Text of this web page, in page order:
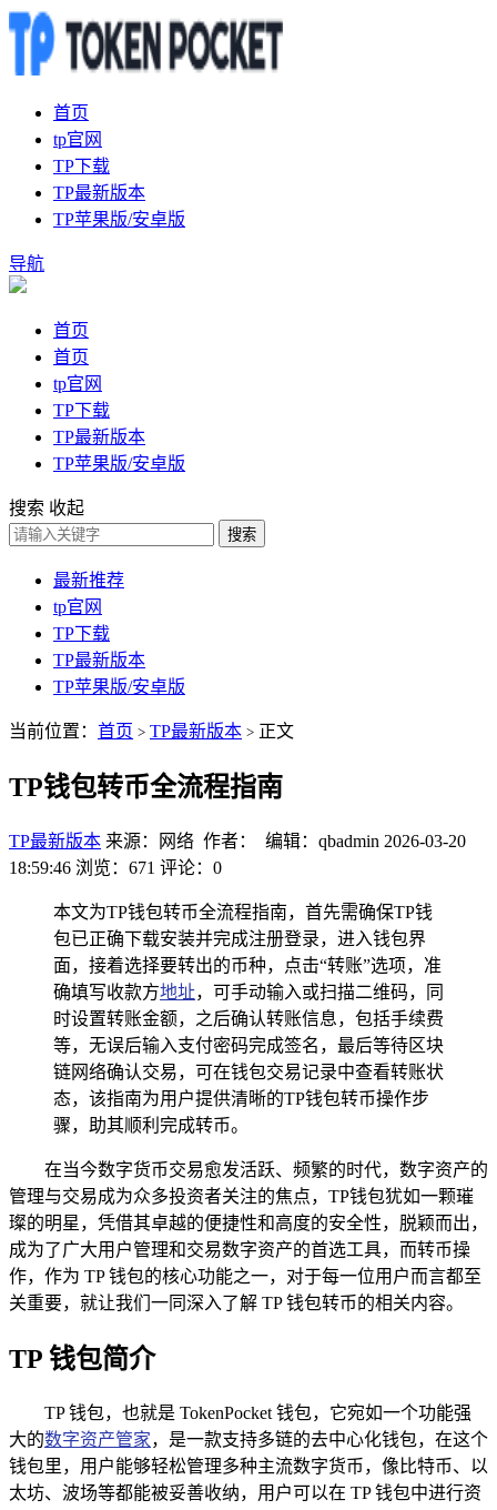
首页
tp官网
TP下载
TP最新版本
TP苹果版/安卓版
导航
首页
首页
tp官网
TP下载
TP最新版本
TP苹果版/安卓版
搜索 收起
搜索
最新推荐
tp官网
TP下载
TP最新版本
TP苹果版/安卓版
当前位置： 首页 > TP最新版本 > 正文
TP钱包转币全流程指南
TP最新版本 来源：网络 作者： 编辑：qbadmin 2026-03-20
18:59:46 浏览：671 评论：0
本文为TP钱包转币全流程指南，首先需确保TP钱
包已正确下载安装并完成注册登录，进入钱包界
面，接着选择要转出的币种，点击“转账”选项，准
确填写收款方地址，可手动输入或扫描二维码，同
时设置转账金额，之后确认转账信息，包括手续费
等，无误后输入支付密码完成签名，最后等待区块
链网络确认交易，可在钱包交易记录中查看转账状
态，该指南为用户提供清晰的TP钱包转币操作步
骤，助其顺利完成转币。
在当今数字货币交易愈发活跃、频繁的时代，数字资产的
管理与交易成为众多投资者关注的焦点，TP钱包犹如一颗璀
璨的明星，凭借其卓越的便捷性和高度的安全性，脱颖而出，
成为了广大用户管理和交易数字资产的首选工具，而转币操
作，作为 TP 钱包的核心功能之一，对于每一位用户而言都至
关重要，就让我们一同深入了解 TP 钱包转币的相关内容。
TP 钱包简介
TP 钱包，也就是 TokenPocket 钱包，它宛如一个功能强
大的数字资产管家，是一款支持多链的去中心化钱包，在这个
钱包里，用户能够轻松管理多种主流数字货币，像比特币、以
太坊、波场等都能被妥善收纳，用户可以在 TP 钱包中进行资